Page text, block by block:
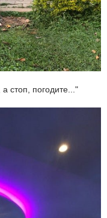
стоп, погодите..."